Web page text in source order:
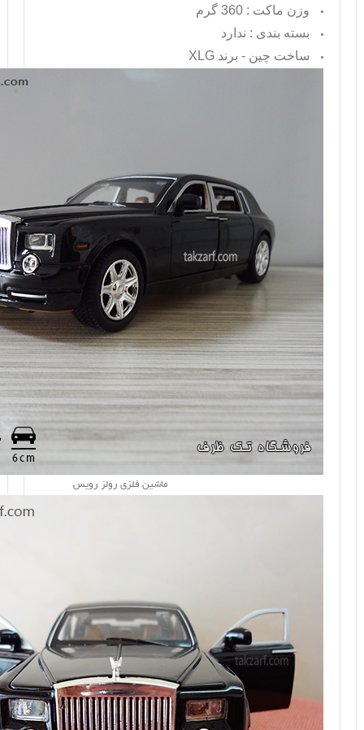
وزن ماکت : 360 گرم
بسته بندی : ندارد
ساخت چین - برند XLG
ماشین فلزی رولز رویس